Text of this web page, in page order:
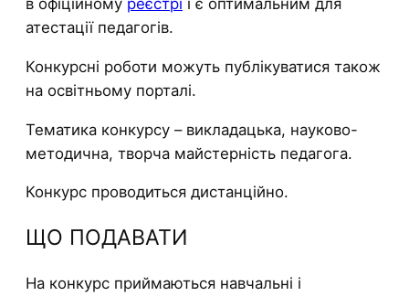
в офіційному реєстрі і є оптимальним для
атестації педагогів.
Конкурсні роботи можуть публікуватися також
на освітньому порталі.
Тематика конкурсу – викладацька, науково-
методична, творча майстерність педагога.
Конкурс проводиться дистанційно.
ЩО ПОДАВАТИ
На конкурс приймаються навчальні і